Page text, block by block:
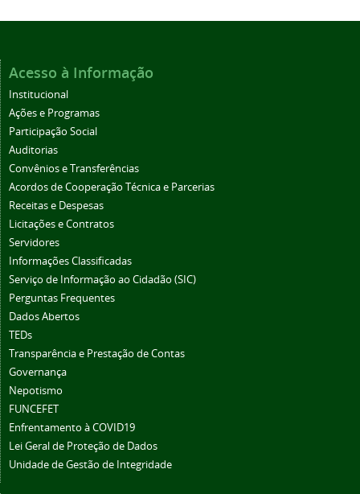
Acesso à Informação
Institucional
Ações e Programas
Participação Social
Auditorias
Convênios e Transferências
Acordos de Cooperação Técnica e Parcerias
Receitas e Despesas
Licitações e Contratos
Servidores
Informações Classificadas
Serviço de Informação ao Cidadão (SIC)
Perguntas Frequentes
Dados Abertos
TEDs
Transparência e Prestação de Contas
Governança
Nepotismo
FUNCEFET
Enfrentamento à COVID19
Lei Geral de Proteção de Dados
Unidade de Gestão de Integridade